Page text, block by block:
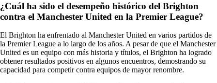
¿Cuál ha sido el desempeño histórico del Brighton
contra el Manchester United en la Premier League?
El Brighton ha enfrentado al Manchester United en varios partidos de
la Premier League a lo largo de los años. A pesar de que el Manchester
United es un equipo con más historia y títulos, el Brighton ha logrado
obtener resultados positivos en algunos encuentros, demostrando su
capacidad para competir contra equipos de mayor renombre.